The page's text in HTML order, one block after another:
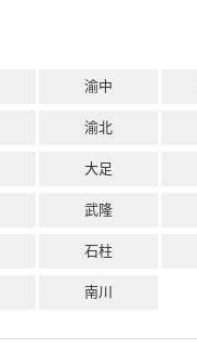
渝中
渝北
大足
武隆
石柱
南川